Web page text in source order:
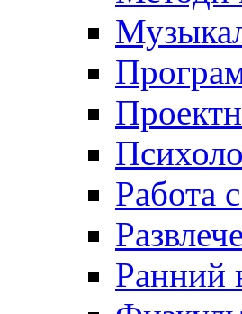
Работа
Ранний